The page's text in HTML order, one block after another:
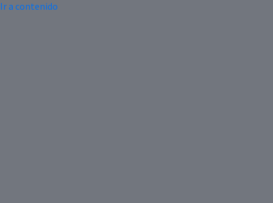
Ir a contenido